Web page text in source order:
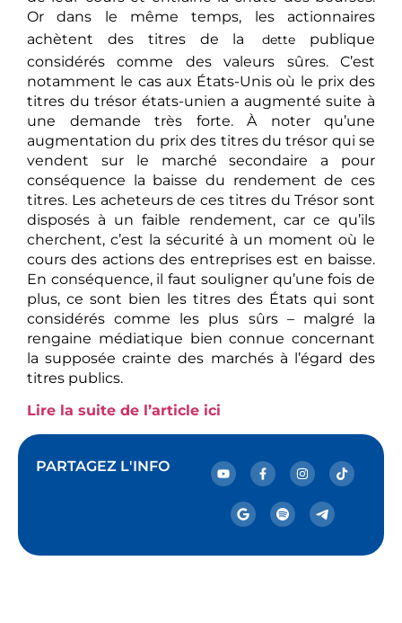
Or dans le même temps, les actionnaires
achètent des titres de la
dette publique
considérés comme des valeurs sûres. C’est
notamment le cas aux États-Unis où le prix des
titres du trésor états-unien a augmenté suite à
une demande très forte. À noter qu’une
augmentation du prix des titres du trésor qui se
vendent sur le marché secondaire a pour
conséquence la baisse du rendement de ces
titres. Les acheteurs de ces titres du Trésor sont
disposés à un faible rendement, car ce qu’ils
cherchent, c’est la sécurité à un moment où le
cours des actions des entreprises est en baisse.
En conséquence, il faut souligner qu’une fois de
plus, ce sont bien les titres des États qui sont
considérés comme les plus sûrs – malgré la
rengaine médiatique bien connue concernant
la supposée crainte des marchés à l’égard des
titres publics.
Lire la suite de l’article ici
PARTAGEZ L'INFO